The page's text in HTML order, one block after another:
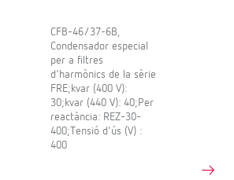
CFB-46/37-6B,
Condensador especial
per a filtres
d'harmònics de la sèrie
FRE;kvar (400 V):
30;kvar (440 V): 40;Per
reactància: REZ-30-
400;Tensió d'ús (V) :
400